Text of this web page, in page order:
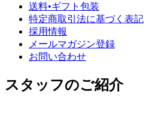
送料•ギフト包装
特定商取引法に基づく表記
採用情報
メールマガジン登録
お問い合わせ
スタッフのご紹介